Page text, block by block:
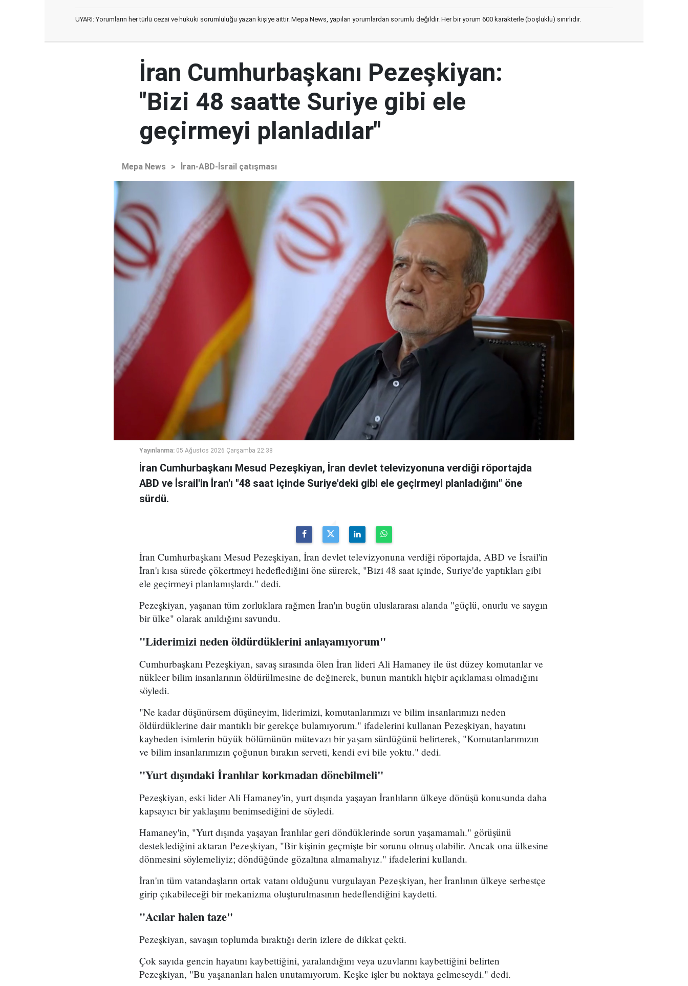
UYARI: Yorumların her türlü cezai ve hukuki sorumluluğu yazan kişiye aittir. Mepa News, yapılan yorumlardan sorumlu değildir. Her bir yorum 600 karakterle (boşluklu) sınırlıdır.
İran Cumhurbaşkanı Pezeşkiyan:
"Bizi 48 saatte Suriye gibi ele
geçirmeyi planladılar"
Mepa News > İran-ABD-İsrail çatışması
Yayınlanma: 05 Ağustos 2026 Çarşamba 22:38
İran Cumhurbaşkanı Mesud Pezeşkiyan, İran devlet televizyonuna verdiği röportajda
ABD ve İsrail'in İran'ı "48 saat içinde Suriye'deki gibi ele geçirmeyi planladığını" öne
sürdü.
İran Cumhurbaşkanı Mesud Pezeşkiyan, İran devlet televizyonuna verdiği röportajda, ABD ve İsrail'in
İran'ı kısa sürede çökertmeyi hedeflediğini öne sürerek, "Bizi 48 saat içinde, Suriye'de yaptıkları gibi
ele geçirmeyi planlamışlardı." dedi.
Pezeşkiyan, yaşanan tüm zorluklara rağmen İran'ın bugün uluslararası alanda "güçlü, onurlu ve saygın
bir ülke" olarak anıldığını savundu.
"Liderimizi neden öldürdüklerini anlayamıyorum"
Cumhurbaşkanı Pezeşkiyan, savaş sırasında ölen İran lideri Ali Hamaney ile üst düzey komutanlar ve
nükleer bilim insanlarının öldürülmesine de değinerek, bunun mantıklı hiçbir açıklaması olmadığını
söyledi.
"Ne kadar düşünürsem düşüneyim, liderimizi, komutanlarımızı ve bilim insanlarımızı neden
öldürdüklerine dair mantıklı bir gerekçe bulamıyorum." ifadelerini kullanan Pezeşkiyan, hayatını
kaybeden isimlerin büyük bölümünün mütevazı bir yaşam sürdüğünü belirterek, "Komutanlarımızın
ve bilim insanlarımızın çoğunun bırakın serveti, kendi evi bile yoktu." dedi.
"Yurt dışındaki İranlılar korkmadan dönebilmeli"
Pezeşkiyan, eski lider Ali Hamaney'in, yurt dışında yaşayan İranlıların ülkeye dönüşü konusunda daha
kapsayıcı bir yaklaşımı benimsediğini de söyledi.
Hamaney'in, "Yurt dışında yaşayan İranlılar geri döndüklerinde sorun yaşamamalı." görüşünü
desteklediğini aktaran Pezeşkiyan, "Bir kişinin geçmişte bir sorunu olmuş olabilir. Ancak ona ülkesine
dönmesini söylemeliyiz; döndüğünde gözaltına almamalıyız." ifadelerini kullandı.
İran'ın tüm vatandaşların ortak vatanı olduğunu vurgulayan Pezeşkiyan, her İranlının ülkeye serbestçe
girip çıkabileceği bir mekanizma oluşturulmasının hedeflendiğini kaydetti.
"Acılar halen taze"
Pezeşkiyan, savaşın toplumda bıraktığı derin izlere de dikkat çekti.
Çok sayıda gencin hayatını kaybettiğini, yaralandığını veya uzuvlarını kaybettiğini belirten
Pezeşkiyan, "Bu yaşananları halen unutamıyorum. Keşke işler bu noktaya gelmeseydi." dedi.